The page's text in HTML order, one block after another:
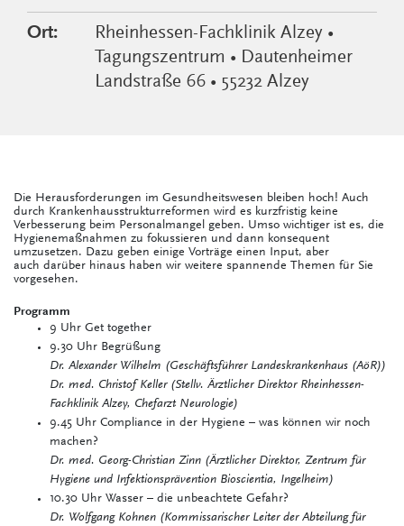
Ort:
Rheinhessen-Fachklinik Alzey •
Tagungszentrum • Dautenheimer
Landstraße 66 • 55232 Alzey
Die Herausforderungen im Gesundheitswesen bleiben hoch! Auch
durch Krankenhausstrukturreformen wird es kurzfristig keine
Verbesserung beim Personalmangel geben. Umso wichtiger ist es, die
Hygienemaßnahmen zu fokussieren und dann konsequent
umzusetzen. Dazu geben einige Vorträge einen Input, aber
auch darüber hinaus haben wir weitere spannende Themen für Sie
vorgesehen.
Programm
9 Uhr Get together
9.30 Uhr Begrüßung
Dr. Alexander Wilhelm (Geschäftsführer Landeskrankenhaus (AöR))
Dr. med. Christof Keller (Stellv. Ärztlicher Direktor Rheinhessen-
Fachklinik Alzey, Chefarzt Neurologie)
9.45 Uhr Compliance in der Hygiene – was können wir noch
machen?
Dr. med. Georg-Christian Zinn (Ärztlicher Direktor, Zentrum für
Hygiene und Infektionsprävention Bioscientia, Ingelheim)
10.30 Uhr Wasser – die unbeachtete Gefahr?
Dr. Wolfgang Kohnen (Kommissarischer Leiter der Abteilung für